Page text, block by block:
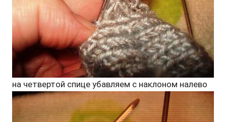
на четвертой спице убавляем с наклоном налево